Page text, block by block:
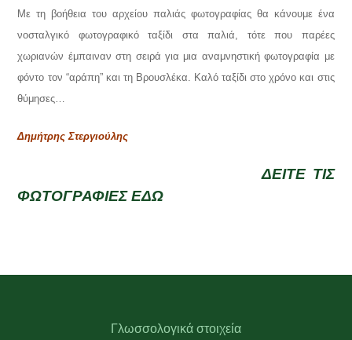
Με τη βοήθεια του αρχείου παλιάς φωτογραφίας θα κάνουμε ένα
νοσταλγικό φωτογραφικό ταξίδι στα παλιά, τότε που παρέες
χωριανών έμπαιναν στη σειρά για μια αναμνηστική φωτογραφία με
φόντο τον “αράπη” και τη Βρουσλέκα. Καλό ταξίδι στο χρόνο και στις
θύμησες…
Δημήτρης Στεργιούλης
ΔΕΙΤΕ ΤΙΣ
ΦΩΤΟΓΡΑΦΙΕΣ ΕΔΩ
Γλωσσολογικά στοιχεία